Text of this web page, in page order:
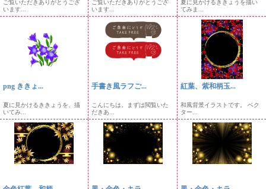
ご覧いただきありがとうござ
います...
ご覧いただきありがとうござ
います...
夏に見かけるききょうを描い
てみま...
png ききょ...
夏に見かけるききょうを、描
いてみ...
手書き風ラフご...
こんにちは。まずは閲覧いた
だきあ...
紅葉、紫和柄玉...
和風背景イラストです。 ベク
ター...